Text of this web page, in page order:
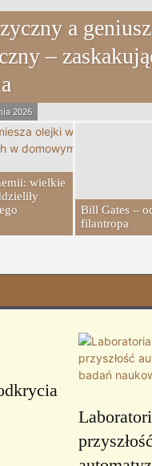
a geniusz
–
2026
wielkie
Bill Gates –
filantropa